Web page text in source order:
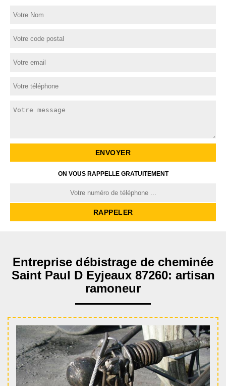
ON VOUS RAPPELLE GRATUITEMENT
Entreprise débistrage de cheminée
Saint Paul D Eyjeaux 87260: artisan
ramoneur